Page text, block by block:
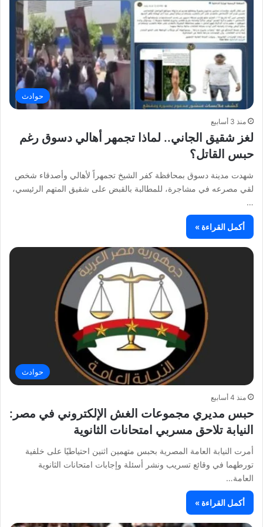
حوادث
منذ 3 أسابيع
لغز شقيق الجاني.. لماذا تجمهر أهالي دسوق رغم
حبس القاتل؟
شهدت مدينة دسوق بمحافظة كفر الشيخ تجمهراً لأهالي وأصدقاء شخص
لقي مصرعه في مشاجرة، للمطالبة بالقبض على شقيق المتهم الرئيسي،
…
أكمل القراءة »
حوادث
منذ 4 أسابيع
حبس مديري مجموعات الغش الإلكتروني في مصر:
النيابة تلاحق مسربي امتحانات الثانوية
أمرت النيابة العامة المصرية بحبس متهمين اثنين احتياطيًا على خلفية
تورطهما في وقائع تسريب ونشر أسئلة وإجابات امتحانات الثانوية
العامة…
أكمل القراءة »